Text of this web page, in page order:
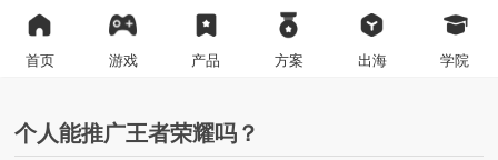
首页 游戏 产品 方案 出海 学院
个人能推广王者荣耀吗？